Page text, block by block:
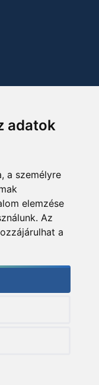
adatok
a személyre
elemzése
Az
a